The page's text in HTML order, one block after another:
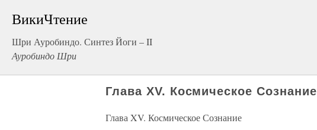
ВикиЧтение
Шри Ауробиндо. Синтез Йоги – II
Ауробиндо Шри
Глава XV. Космическое Сознание
Глава XV. Космическое Сознание